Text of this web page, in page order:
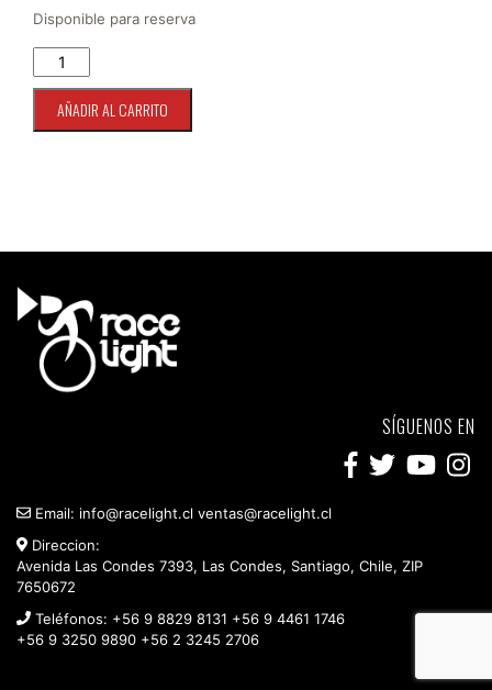
Disponible para reserva
Cargador De Bateria Noco Genius 10 cantidad
AÑADIR AL CARRITO
SÍGUENOS EN
Email: info@racelight.cl ventas@racelight.cl
Direccion:
Avenida Las Condes 7393, Las Condes, Santiago, Chile, ZIP
7650672
Teléfonos: +56 9 8829 8131 +56 9 4461 1746
+56 9 3250 9890 +56 2 3245 2706